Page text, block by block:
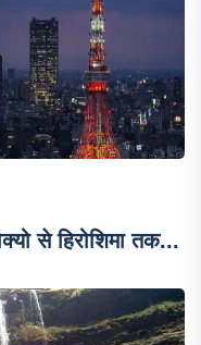
से हिरोशिमा तक...